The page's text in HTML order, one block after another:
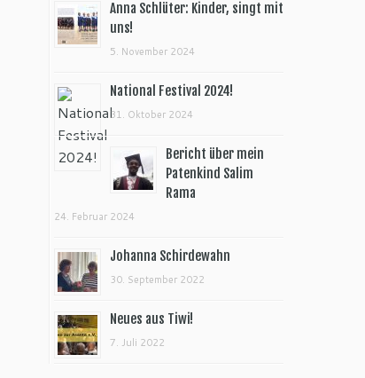
Anna Schlüter: Kinder, singt mit
uns!
5. November 2024
National Festival 2024!
31. Oktober 2024
Bericht über mein
Patenkind Salim
Rama
24. Februar 2024
Johanna Schirdewahn
30. September 2022
Neues aus Tiwi!
7. Juli 2022